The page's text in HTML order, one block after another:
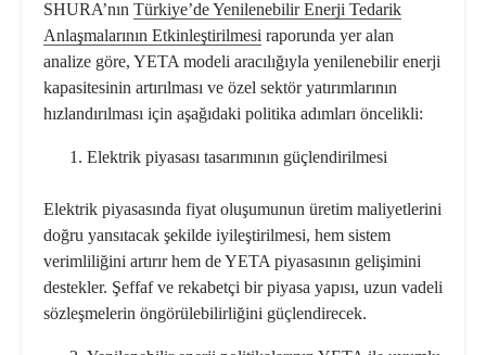
SHURA’nın Türkiye’de Yenilenebilir Enerji Tedarik
Anlaşmalarının Etkinleştirilmesi raporunda yer alan
analize göre, YETA modeli aracılığıyla yenilenebilir enerji
kapasitesinin artırılması ve özel sektör yatırımlarının
hızlandırılması için aşağıdaki politika adımları öncelikli:
Elektrik piyasası tasarımının güçlendirilmesi
Elektrik piyasasında fiyat oluşumunun üretim maliyetlerini
doğru yansıtacak şekilde iyileştirilmesi, hem sistem
verimliliğini artırır hem de YETA piyasasının gelişimini
destekler. Şeffaf ve rekabetçi bir piyasa yapısı, uzun vadeli
sözleşmelerin öngörülebilirliğini güçlendirecek.